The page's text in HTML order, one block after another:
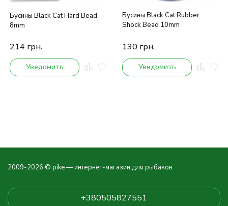
Бусины Black Cat Hard Bead
8mm
214 грн.
Уведомить
Бусины Black Cat Rubber
Shock Bead 10mm
130 грн.
Уведомить
2009-2026 © pike — интернет-магазин для рыбаков
+380505827551